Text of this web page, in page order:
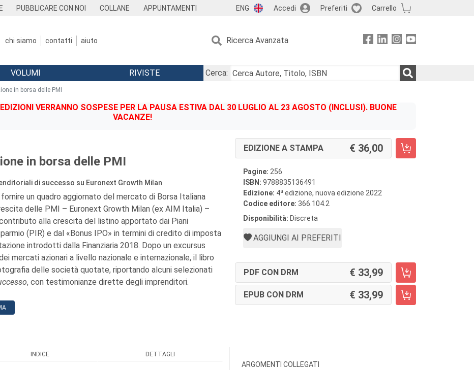
PUBBLICARE CON NOI COLLANE APPUNTAMENTI ENG Accedi Preferiti Carrello
chi siamo contatti aiuto Ricerca Avanzata
VOLUMI RIVISTE
Cerca:
in borsa delle PMI
VERRANNO SOSPESE PER LA PAUSA ESTIVA DAL 30 LUGLIO AL 23 AGOSTO (INCLUSI). BUONE
VACANZE!
in borsa delle PMI
di successo su Euronext Growth Milan
un quadro aggiornato del mercato di Borsa Italiana
delle PMI – Euronext Growth Milan (ex AIM Italia) –
alla crescita del listino apportato dai Piani
(PIR) e dal «Bonus IPO» in termini di credito di imposta
introdotti dalla Finanziaria 2018. Dopo un excursus
mercati azionari a livello nazionale e internazionale, il libro
delle società quotate, riportando alcuni selezionati
, con testimonianze dirette degli imprenditori.
EDIZIONE A STAMPA 36,00
Pagine: 256
ISBN: 9788835136491
Edizione: 4a edizione, nuova edizione 2022
Codice editore: 366.104.2
Disponibilità: Discreta
AGGIUNGI AI PREFERITI
PDF CON DRM 33,99
EPUB CON DRM 33,99
INDICE DETTAGLI
ARGOMENTI COLLEGATI